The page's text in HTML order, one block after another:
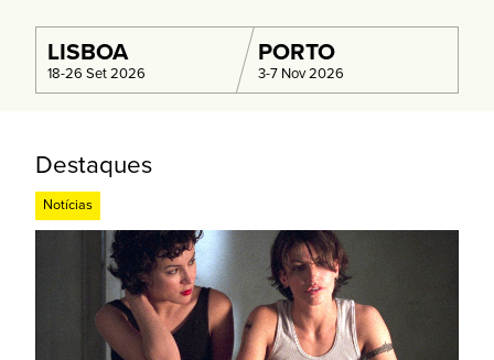
LISBOA
18-26 Set 2026
PORTO
3-7 Nov 2026
Destaques
Notícias